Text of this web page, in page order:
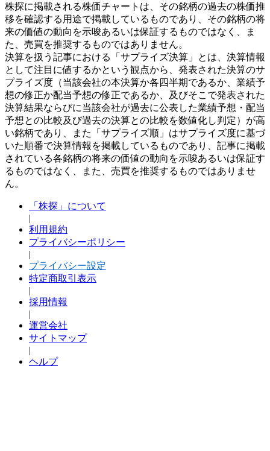
株探に掲載される株価チャートは、その銘柄の過去の株価推
移を確認する用途で掲載しているものであり、その銘柄の将
来の価値の動向を示唆あるいは保証するものではなく、ま
た、売買を推奨するものではありません。
決算を扱う記事における「サプライズ決算」とは、決算情報
として注目に値するかという観点から、発表された決算のサ
プライズ度（当該会社の本決算か各四半期であるか、業績予
想の修正か配当予想の修正であるか、及びそこで発表された
決算結果ならびに当該会社が過去に公表した業績予想・配当
予想との比較及び過去の決算との比較を数値化し判定）が高
い銘柄であり、また「サプライズ順」はサプライズ度に基づ
いた順番で決算情報を掲載しているものであり、記事に掲載
されている各銘柄の将来の価値の動向を示唆あるいは保証す
るものではなく、また、売買を推奨するものではありませ
ん。
「株探」について
|
利用規約
プライバシーポリシー
|
プライバシー設定
特定商取引表示
|
採用情報
|
運営会社
サイトマップ
|
ヘルプ